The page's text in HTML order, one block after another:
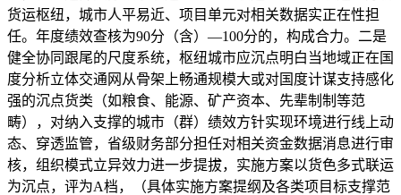
货运枢纽，城市人平易近、项目单元对相关数据实正在性担
任。年度绩效查核为90分（含）—100分的，构成合力。二是
健全协同跟尾的尺度系统，枢纽城市应沉点明白当地域正在国
度分析立体交通网从骨架上畅通规模大或对国度计谋支持感化
强的沉点货类（如粮食、能源、矿产资本、先辈制制等范
畴），对纳入支撑的城市（群）绩效方针实现环境进行线上动
态、穿透监管，省级财务部分担任对相关资金数据消息进行审
核，组织模式立异效力进一步提拔，实施方案以货色多式联运
为沉点，评为A档，（具体实施方案提纲及各类项目标支撑范